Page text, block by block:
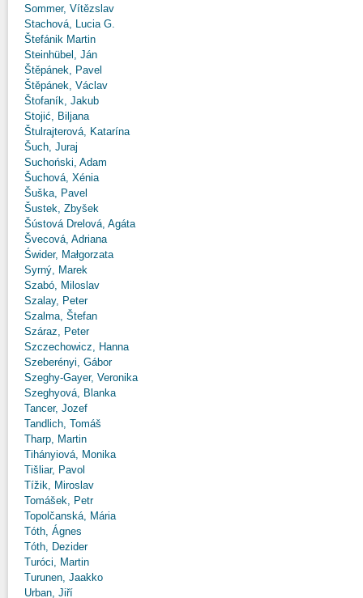
Sommer, Vítězslav
Stachová, Lucia G.
Štefánik Martin
Steinhübel, Ján
Štěpánek, Pavel
Štěpánek, Václav
Štofaník, Jakub
Stojić, Biljana
Štulrajterová, Katarína
Šuch, Juraj
Suchoński, Adam
Šuchová, Xénia
Šuška, Pavel
Šustek, Zbyšek
Šústová Drelová, Agáta
Švecová, Adriana
Świder, Małgorzata
Syrný, Marek
Szabó, Miloslav
Szalay, Peter
Szalma, Štefan
Száraz, Peter
Szczechowicz, Hanna
Szeberényi, Gábor
Szeghy-Gayer, Veronika
Szeghyová, Blanka
Tancer, Jozef
Tandlich, Tomáš
Tharp, Martin
Tihányiová, Monika
Tišliar, Pavol
Tížik, Miroslav
Tomášek, Petr
Topolčanská, Mária
Tóth, Ágnes
Tóth, Dezider
Turóci, Martin
Turunen, Jaakko
Urban, Jiří